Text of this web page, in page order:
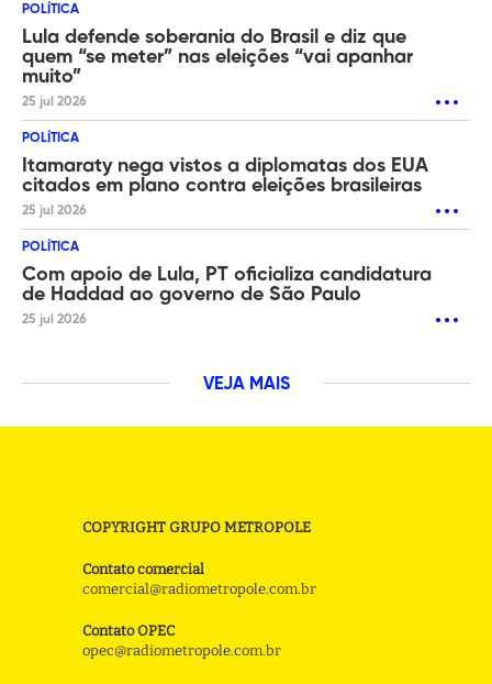
POLÍTICA
Lula defende soberania do Brasil e diz que
quem “se meter” nas eleições “vai apanhar
muito”
25 jul 2026
POLÍTICA
Itamaraty nega vistos a diplomatas dos EUA
citados em plano contra eleições brasileiras
25 jul 2026
POLÍTICA
Com apoio de Lula, PT oficializa candidatura
de Haddad ao governo de São Paulo
25 jul 2026
VEJA MAIS
COPYRIGHT GRUPO METROPOLE
Contato comercial
comercial@radiometropole.com.br
Contato OPEC
opec@radiometropole.com.br